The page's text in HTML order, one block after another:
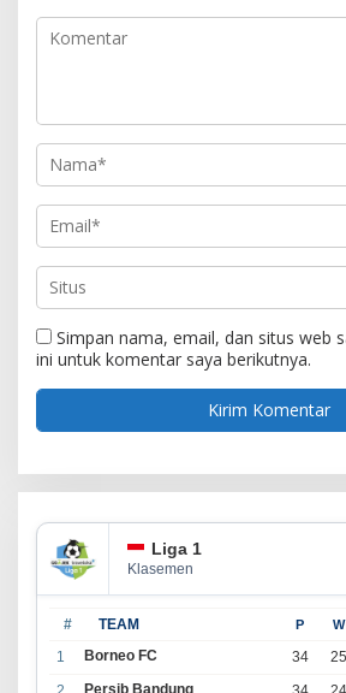
Simpan nama, email, dan situs web
ini untuk komentar saya berikutnya.
Liga 1
Klasemen
# TEAM P W
1 Borneo FC 34 25